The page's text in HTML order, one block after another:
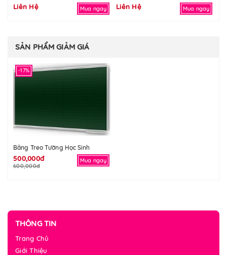
Liên Hệ Mua ngay Liên Hệ Mua ngay
SẢN PHẨM GIẢM GIÁ
-17%
Bảng Treo Tường Học Sinh
500,000đ
600,000đ
Mua ngay
THÔNG TIN
Trang Chủ
Giới Thiệu